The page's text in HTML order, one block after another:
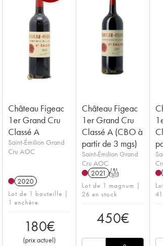
Château Figeac
1er Grand Cru
Classé A
Saint-Émilion Grand
Cru AOC
2020
Lot de 1 bouteille |
1 enchère
180€
(prix actuel)
Château Figeac
1er Grand Cru
Classé A (CBO à
partir de 3 mgs)
Saint-Émilion Grand
Cru AOC
2021 T
Lot de 1 magnum |
26 en stock
450€